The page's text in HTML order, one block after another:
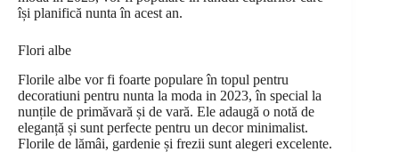
își planifică nunta în acest an.
Flori albe
Florile albe vor fi foarte populare în topul pentru
decoratiuni pentru nunta la moda in 2023, în special la
nunțile de primăvară și de vară. Ele adaugă o notă de
eleganță și sunt perfecte pentru un decor minimalist.
Florile de lămâi, gardenie și frezii sunt alegeri excelente.